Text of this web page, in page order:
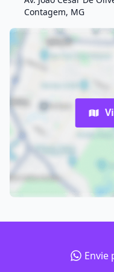
Contagem, MG
Envie